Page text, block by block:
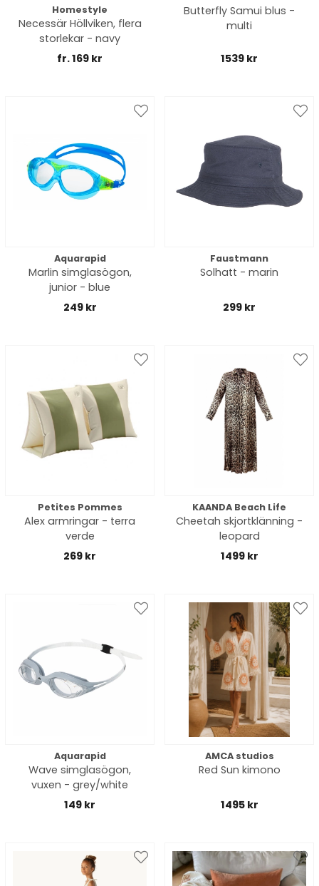
Homestyle
Necessär Höllviken, flera
storlekar - navy
fr. 169 kr
Butterfly Samui blus -
multi
1539 kr
Aquarapid
Marlin simglasögon,
junior - blue
249 kr
Faustmann
Solhatt - marin
299 kr
Petites Pommes
Alex armringar - terra
verde
269 kr
KAANDA Beach Life
Cheetah skjortklänning -
leopard
1499 kr
Aquarapid
Wave simglasögon,
vuxen - grey/white
149 kr
AMCA studios
Red Sun kimono
1495 kr